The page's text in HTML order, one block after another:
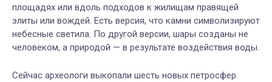
площадях или вдоль подходов к жилищам правящей
элиты или вождей. Есть версия, что камни символизируют
небесные светила. По другой версии, шары созданы не
человеком, а природой — в результате воздействия воды.
Сейчас археологи выкопали шесть новых петросфер.